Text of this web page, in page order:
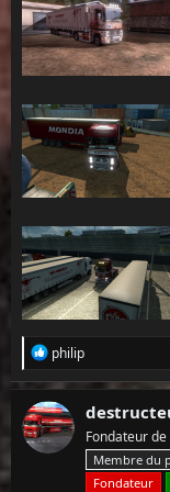
L
s
r
é
a
c
philip
Fondateur
Membre du
Fondateur